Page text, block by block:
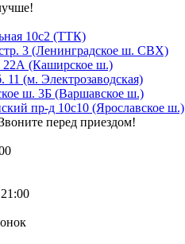
10с2 (ТТК)
3 (Ленинградское ш. СВХ)
(Каширское ш.)
(м. Электрозаводская)
ш. 3Б (Варшавское ш.)
пр-д 10с10 (Ярославское ш.)
перед приездом!